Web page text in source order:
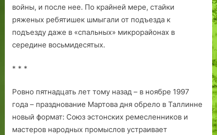
войны, и после нее. По крайней мере, стайки
ряженых ребятишек шмыгали от подъезда к
подъезду даже в «спальных» микрорайонах в
середине восьмидесятых.
* * *
Ровно пятнадцать лет тому назад – в ноябре 1997
года – празднование Мартова дня обрело в Таллинне
новый формат: Союз эстонских ремесленников и
мастеров народных промыслов устраивает